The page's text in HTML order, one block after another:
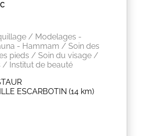
EN SAVOIR PLUS
/ Modelages -
- Hammam / Soin des
pieds / Soin du visage /
/ Institut de beauté
ESCARBOTIN (14 km)